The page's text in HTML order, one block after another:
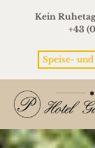
Kein
+43
Speise-